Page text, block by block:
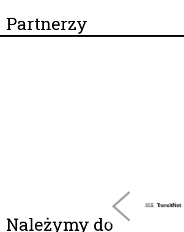
Partnerzy
Należymy do